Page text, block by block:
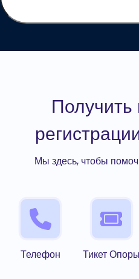
Мы здесь, чтобы
Телефон Тикет Опоры